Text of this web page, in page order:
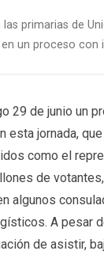
las primarias de
un proceso
29 de junio un
esta jornada,
como el
de
algunos
A pesar
de asistir,